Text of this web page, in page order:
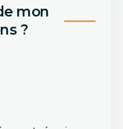
mon
?